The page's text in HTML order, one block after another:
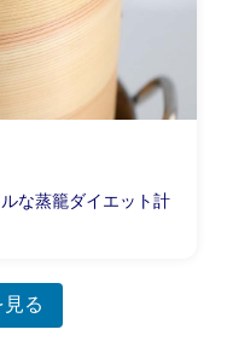
な蒸籠ダイエット計
る